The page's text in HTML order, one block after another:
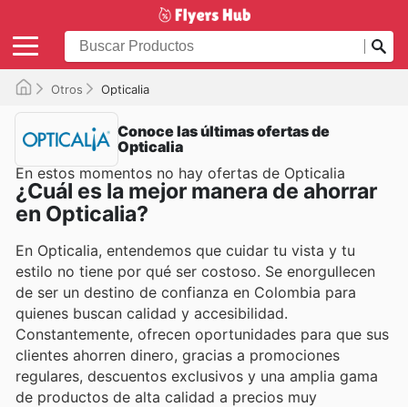
Otros Opticalia
Conoce las últimas ofertas de
Opticalia
En estos momentos no hay ofertas de Opticalia
¿Cuál es la mejor manera de ahorrar
en Opticalia?
En Opticalia, entendemos que cuidar tu vista y tu
estilo no tiene por qué ser costoso. Se enorgullecen
de ser un destino de confianza en Colombia para
quienes buscan calidad y accesibilidad.
Constantemente, ofrecen oportunidades para que sus
clientes ahorren dinero, gracias a promociones
regulares, descuentos exclusivos y una amplia gama
de productos de alta calidad a precios muy